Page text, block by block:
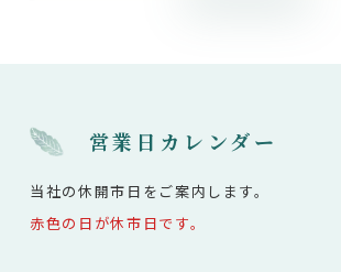
営業日カレンダー
当社の休開市日をご案内します。
赤色の日が休市日です。